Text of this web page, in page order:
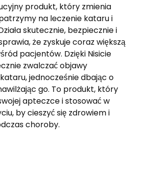
produkt, który zmienia
na leczenie kataru i
skutecznie, bezpiecznie i
że zyskuje coraz większą
pacjentów. Dzięki Nisicie
zwalczać objawy
jednocześnie dbając o
go. To produkt, który
apteczce i stosować w
by cieszyć się zdrowiem i
choroby.